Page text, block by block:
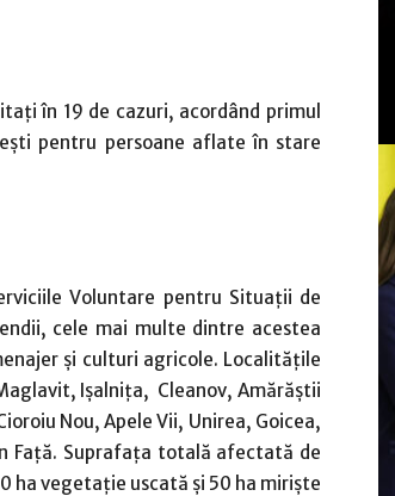
în 19 de cazuri, acordând primul
pentru persoane aflate în stare
Voluntare pentru Situații de
cele mai multe dintre acestea
și culturi agricole. Localitățile
Ișalnița, Cleanov, Amărăștii
Nou, Apele Vii, Unirea, Goicea,
Față. Suprafața totală afectată de
ha vegetație uscată și 50 ha miriște